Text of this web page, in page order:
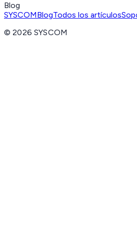
Blog
SYSCOMBlogTodos los artículos
©2026 SYSCOM